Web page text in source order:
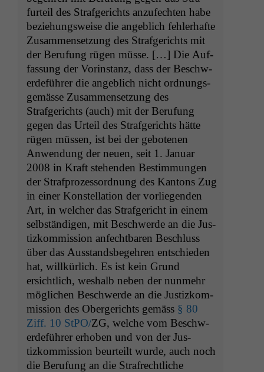
furteil des Strafgerichts anzufecht­en habe
beziehungsweise die ange­blich fehler­hafte
Zusam­menset­zung des Strafgerichts mit
der Beru­fung rügen müsse. […] Die Auf­
fas­sung der Vorin­stanz, dass der Beschw­
erde­führer die ange­blich nicht ord­nungs­
gemässe Zusam­menset­zung des
Strafgerichts (auch) mit der Beru­fung
gegen das Urteil des Strafgerichts hätte
rügen müssen, ist bei der gebote­nen
Anwen­dung der neuen, seit 1. Jan­u­ar
2008 in Kraft ste­hen­den Bes­tim­mungen
der Straf­prozes­sor­d­nung des Kan­tons Zug
in ein­er Kon­stel­la­tion der vor­liegen­den
Art, in welch­er das Strafgericht in einem
selb­ständi­gen, mit Beschw­erde an die Jus­
tizkom­mis­sion anfecht­baren Beschluss
über das Aus­stands­begehren entsch­ieden
hat, willkür­lich. Es ist kein Grund
ersichtlich, weshalb neben der nun­mehr
möglichen Beschw­erde an die Jus­tizkom­
mis­sion des Oberg­erichts gemäss § 80
Ziff. 10 StPO/ZG, welche vom Beschw­
erde­führer erhoben und von der Jus­
tizkom­mis­sion beurteilt wurde, auch noch
die Beru­fung an die Strafrechtliche